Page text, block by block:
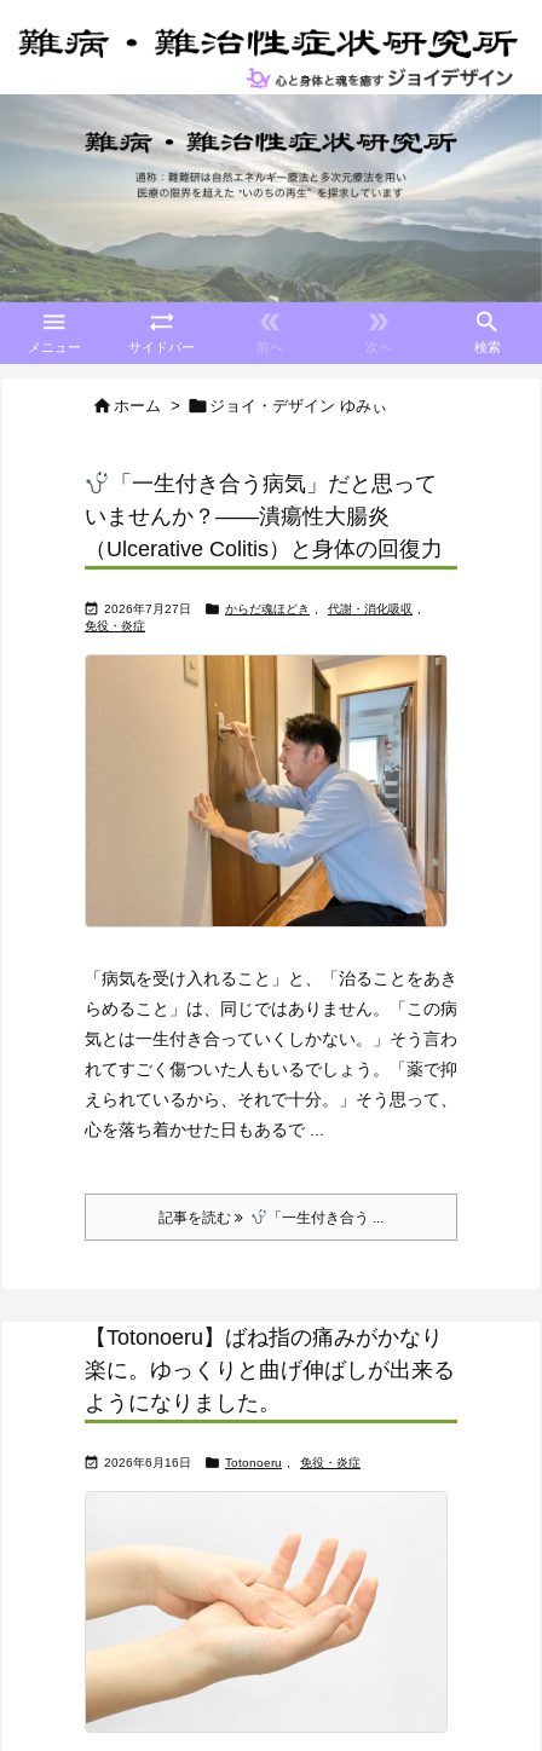

メニュー

サイドバー

前へ

次へ

検索
ホーム >  ジョイ・デザイン ゆみぃ
「一生付き合う病気」だと思って
いませんか？――潰瘍性大腸炎
（Ulcerative Colitis）と身体の回復力
 2026年7月27日  からだ魂ほどき , 代謝・消化吸収 ,
免役・炎症
「病気を受け入れること」と、「治ることをあき
らめること」は、同じではありません。
「この病
気とは一生付き合っていくしかない。」 そう言わ
れてすごく傷ついた人もいるでしょう。
「薬で抑
えられているから、それで十分。」 そう思って、
心を落ち着かせた日もあるで ...
記事を読む 「一生付き合う ...
【Totonoeru】ばね指の痛みがかなり
楽に。ゆっくりと曲げ伸ばしが出来る
ようになりました。
 2026年6月16日  Totonoeru 免役・炎症